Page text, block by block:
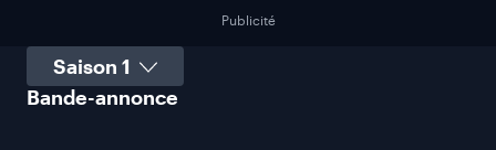
Publicité
Sélectionner une saison
Bande-annonce